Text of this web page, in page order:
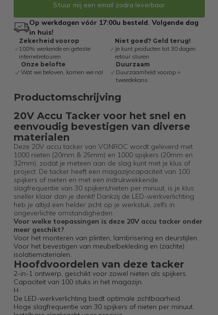
Stuur mij een email zodra leverbaar
Op werkdagen vóór 17:00u besteld. Volgende dag
in huis!
Zekerheid voorop
100% werkende en geteste
internetretouren
Niet goed? Geld terug!
Je kunt producten tot 30 dagen
retour sturen
Onze belofte
Wat we beloven, komen we na!
Duurzaam
Duurzaamheid voorop =
tweedekans
Productomschrijving
20V Accu Tacker voor het snel en
eenvoudig bevestigen van diverse
materialen
Deze 20V accu tacker van VONROC wordt geleverd met
1000 nieten (20mm & 25mm) en 1000 spijkers (20mm en
32mm), zodat je meteen aan de slag kunt met je klus of
project. De tacker heeft een magazijncapaciteit van 100
spijkers of nieten en met een indrukwekkende
slagfrequentie van 30 spijkers/nieten per minuut, is je klus
sneller klaar dan je denkt! Dankzij de LED-werkverlichting
heb je altijd een helder zicht op je werkstuk, zelfs in
ongeverlichte omstandigheden.
Voor welke toepassingen is deze 20V accu tacker onder
meer geschikt?
Voor het monteren van plinten, lambrisering en deurstijlen.
Voor het bevestigen van meubelbekleding en (zachte)
isolatiematerialen.
Hoofdvoordelen van deze tacker
2-in-1 ontwerp, geschikt voor zowel nieten als spijkers.
Capaciteit van 100 stuks in het magazijn.
H
De LED-werkverlichting biedt optimale zichtbaarheid.
Hoge slagfrequentie van 30 spijkers of nieten per minuut.